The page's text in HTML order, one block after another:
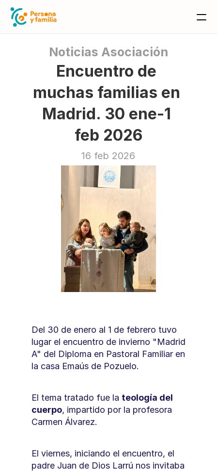
Noticias Asociación
Encuentro de
muchas familias en
Madrid. 30 ene-1
feb 2026
16 feb 2026
Del 30 de enero al 1 de febrero tuvo
lugar el encuentro de invierno "Madrid
A" del Diploma en Pastoral Familiar en
la casa Emaús de Pozuelo.
El tema tratado fue la teología del
cuerpo, impartido por la profesora
Carmen Álvarez.
El viernes, iniciando el encuentro, el
padre Juan de Dios Larrú nos invitaba